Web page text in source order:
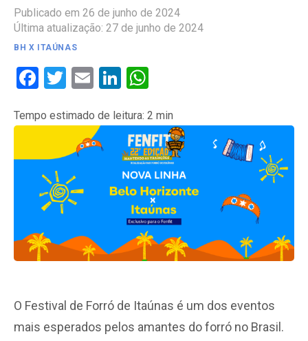
Publicado em 26 de junho de 2024
Última atualização: 27 de junho de 2024
BH X ITAÚNAS
Facebook
Twitter
EmailLinkedIn
Tempo estimado de leitura: 2 min
O Festival de Forró de Itaúnas é um dos eventos
mais esperados pelos amantes do forró no Brasil.